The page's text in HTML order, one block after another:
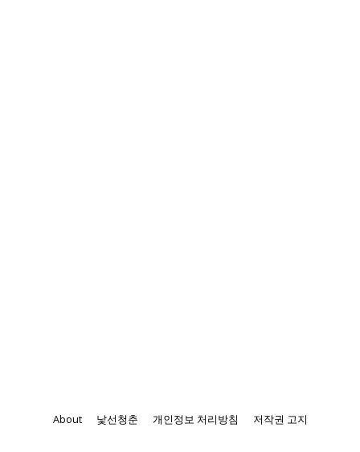
About 낯선청춘 개인정보 처리방침 저작권 고지